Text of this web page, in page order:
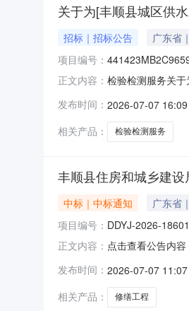
关于为[丰顺县城区供
招标｜招标公告 广东省
项目编号：
正文内容： 检验检测服务关
采购）投资审批
知》（粤
发布时间： 2026-07-07 16:09
相关产品：
检验检测服务
丰顺县住房和城乡建
中标｜中标通知 广东省
项目编号： DDYJ-2026-
正文内容： 点击查看公告内容
发布时间： 2026-07-07 11:07
相关产品：
修缮工程